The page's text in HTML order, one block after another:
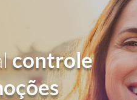
controle